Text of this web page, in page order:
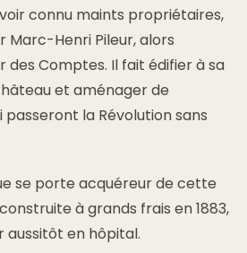
connu maints propriétaires,
Marc-Henri Pileur, alors
des Comptes. Il fait édifier à sa
et aménager de
passeront la Révolution sans
se porte acquéreur de cette
à grands frais en 1883,
en hôpital.